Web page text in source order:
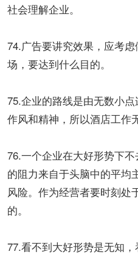
社会理解企业。
74.广告要讲究效果，应考
场，要达到什么目的。
75.企业的路线是由无数小
作风和精神，所以酒店工作
76.一个企业在大好形势下
的阻力来自于头脑中的平均
风险。作为经营者要时刻处
的。
77.看不到大好形势是无知，